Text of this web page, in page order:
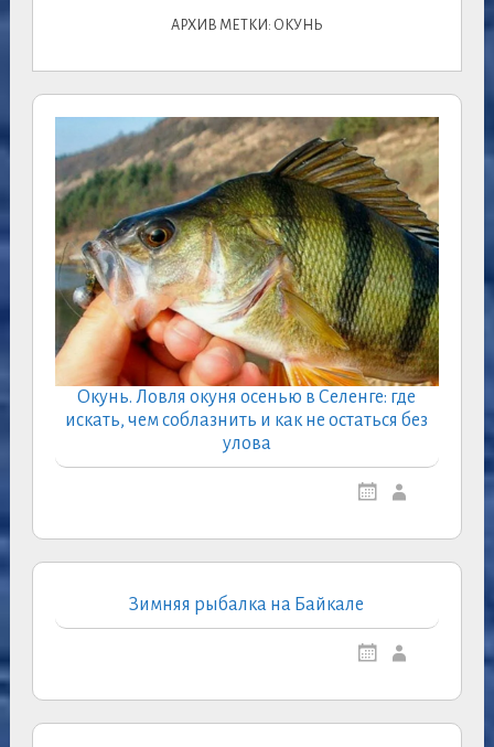
АРХИВ МЕТКИ: ОКУНЬ
Окунь. Ловля окуня осенью в Селенге: где
искать, чем соблазнить и как не остаться без
улова
Зимняя рыбалка на Байкале